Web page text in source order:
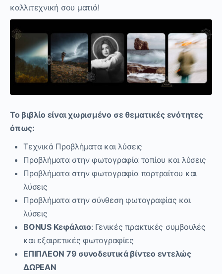
καλλιτεχνική σου ματιά!
Το βιβλίο είναι χωρισμένο σε θεματικές ενότητες
όπως:
Τεχνικά Προβλήματα και λύσεις
Προβλήματα στην φωτογραφία τοπίου και λύσεις
Προβλήματα στην φωτογραφία πορτραίτου και
λύσεις
Προβλήματα στην σύνθεση φωτογραφίας και
λύσεις
BONUS Κεφάλαιο: Γενικές πρακτικές συμβουλές
και εξαιρετικές φωτογραφίες
ΕΠΙΠΛΕOΝ 79 συνοδευτικά βίντεο εντελώς
ΔΩΡΕΑΝ